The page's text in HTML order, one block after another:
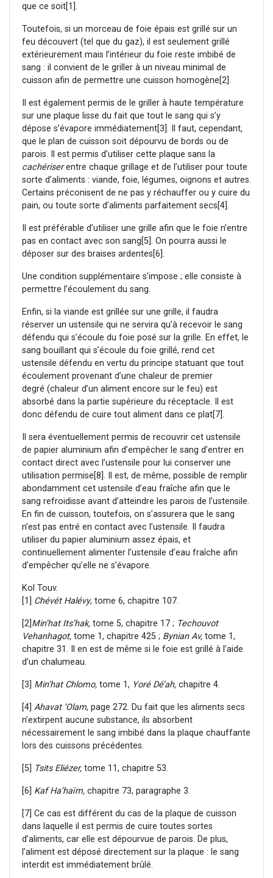
que ce soit [1].
Toutefois, si un morceau de foie épais est grillé sur un
feu découvert (tel que du gaz), il est seulement grillé
extérieurement mais l’intérieur du foie reste imbibé de
sang : il convient de le griller à un niveau minimal de
cuisson afin de permettre une cuisson homogène [2].
Il est également permis de le griller à haute température
sur une plaque lisse du fait que tout le sang qui s’y
dépose s’évapore immédiatement [3]. Il faut, cependant,
que le plan de cuisson soit dépourvu de bords ou de
parois. Il est permis d’utiliser cette plaque sans la
cachériserentre chaque grillage et de l’utiliser pour toute
sorte d’aliments : viande, foie, légumes, oignons et autres.
Certains préconisent de ne pas y réchauffer ou y cuire du
pain, ou toute sorte d’aliments parfaitement secs [4].
Il est préférable d’utiliser une grille afin que le foie n’entre
pas en contact avec son sang [5]. On pourra aussi le
déposer sur des braises ardentes [6].
Une condition supplémentaire s’impose ; elle consiste à
permettre l’écoulement du sang.
Enfin, si la viande est grillée sur une grille, il faudra
réserver un ustensile qui ne servira qu’à recevoir le sang
défendu qui s’écoule du foie posé sur la grille. En effet, le
sang bouillant qui s’écoule du foie grillé, rend cet
ustensile défendu en vertu du principe statuant que tout
écoulement provenant d’une chaleur de premier
degré (chaleur d’un aliment encore sur le feu) est
absorbé dans la partie supérieure du réceptacle. Il est
donc défendu de cuire tout aliment dans ce plat [7].
Il sera éventuellement permis de recouvrir cet ustensile
de papier aluminium afin d’empêcher le sang d’entrer en
contact direct avec l’ustensile pour lui conserver une
utilisation permise [8]. Il est, de même, possible de remplir
abondamment cet ustensile d’eau fraîche afin que le
sang refroidisse avant d’atteindre les parois de l’ustensile.
En fin de cuisson, toutefois, on s’assurera que le sang
n’est pas entré en contact avec l’ustensile. Il faudra
utiliser du papier aluminium assez épais, et
continuellement alimenter l’ustensile d’eau fraîche afin
d’empêcher qu’elle ne s’évapore.
Kol Touv.
[1] Chévét Halévy, tome 6, chapitre 107.
[2] Min’hat Its’hak, tome 5, chapitre 17 ; Techouvot
Vehanhagot, tome 1, chapitre 425 ; Bynian Av, tome 1,
chapitre 31. Il en est de même si le foie est grillé à l’aide
d’un chalumeau.
[3] Min’hat Chlomo, tome 1, Yoré Dé’ah, chapitre 4.
[4] Ahavat ‘Olam, page 272. Du fait que les aliments secs
n’extirpent aucune substance, ils absorbent
nécessairement le sang imbibé dans la plaque chauffante
lors des cuissons précédentes.
[5] Tsits Eliézer, tome 11, chapitre 53.
[6] Kaf Ha’haïm, chapitre 73, paragraphe 3.
[7] Ce cas est différent du cas de la plaque de cuisson
dans laquelle il est permis de cuire toutes sortes
d’aliments, car elle est dépourvue de parois. De plus,
l’aliment est déposé directement sur la plaque : le sang
interdit est immédiatement brûlé.